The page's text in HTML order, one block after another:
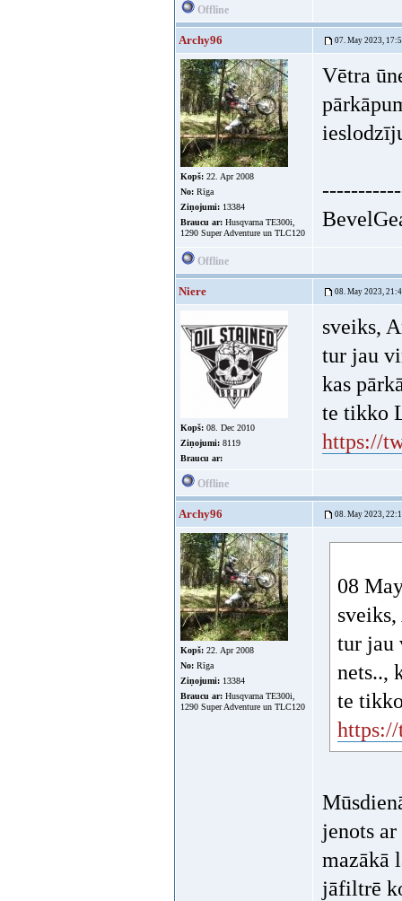
Offline
Archy96 07. May 2023,
Kopš: 22. Apr 2008
No: Rīga
Ziņojumi: 13384
Braucu ar: Husqvarna TE300i,
1290 Super Adventure un TLC120
Vētra
Offline
Niere 08. May 2023,
Kopš: 08. Dec 2010
Ziņojumi: 8119
Braucu ar:
sveiks,
tur jau
kas
te tikko
https://
Offline
Archy96 08. May 2023,
Kopš: 22. Apr 2008
No: Rīga
Ziņojumi: 13384
Braucu ar: Husqvarna TE300i,
1290 Super Adventure un TLC120
08
tur jau
nets..,
te
jenots
mazākā
jāfiltrē